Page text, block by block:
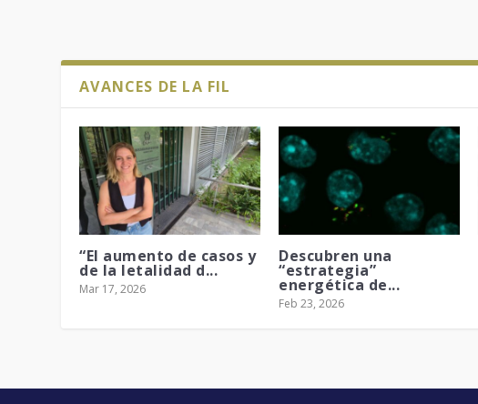
AVANCES DE LA FIL
“El aumento de casos y
de la letalidad d...
Mar 17, 2026
Descubren una
“estrategia”
energética de...
Feb 23, 2026